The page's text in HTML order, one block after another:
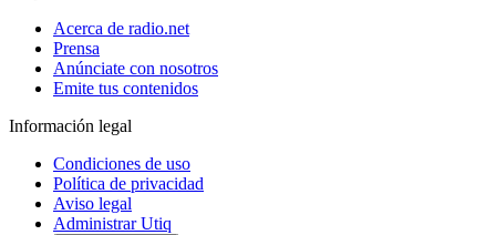
Acerca de radio.net
Prensa
Anúnciate con nosotros
Emite tus contenidos
Información legal
Condiciones de uso
Política de privacidad
Aviso legal
Administrar Utiq